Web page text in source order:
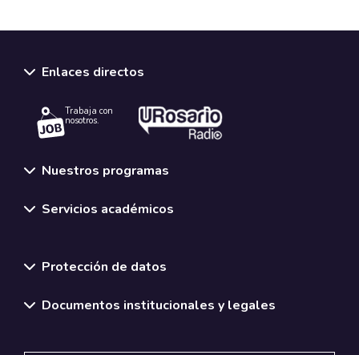
Enlaces directos
Trabaja con
nosotros.
Nuestros programas
Servicios académicos
Protección de datos
Documentos institucionales y legales